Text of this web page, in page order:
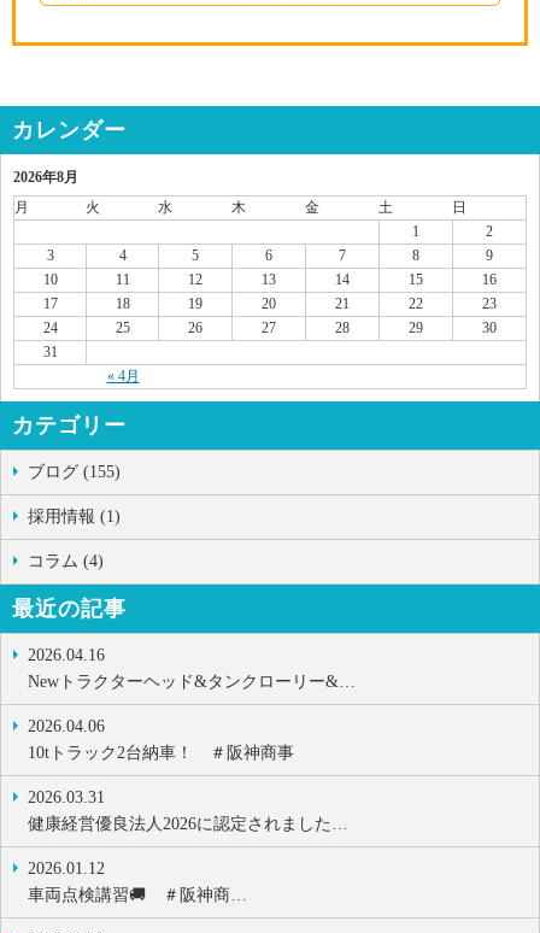
カレンダー
2026年8月
月
火 水 木 金 土 日
« 4月
1
2
3
4 5 6 7 8
9
10
11 12 13 14 15
16
17
18 19 20 21 22
23
24
25 26 27 28 29
30
31
カテゴリー
ブログ (155)
採用情報 (1)
コラム (4)
最近の記事
2026.04.16
Newトラクターヘッド&タンクローリー&…
2026.04.06
10tトラック2台納車！ ＃阪神商事
2026.03.31
健康経営優良法人2026に認定されました…
2026.01.12
車両点検講習🚚 ＃阪神商…